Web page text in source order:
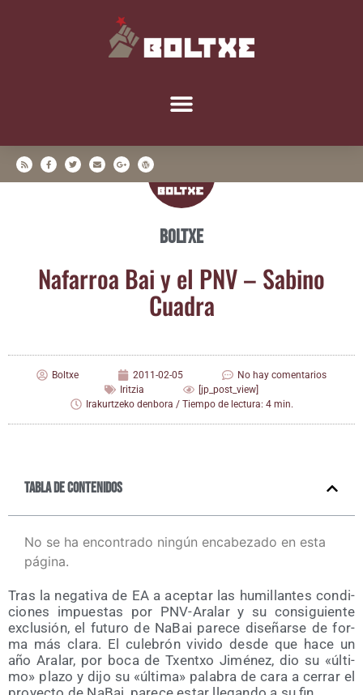
Boltxe
Nafa­rroa Bai y el PNV – Sabino
Cuadra
Boltxe 2011-02-05
No hay comentarios
Iritzia
[jp_post_view]
Irakurtzeko denbora / Tiempo de lectura: 4 min.
Tabla de contenidos
No se ha encontrado ningún encabezado en esta
página.
Tras la nega­ti­va de EA a acep­tar las humi­llan­tes con­di­
cio­nes impues­tas por PNV-Ara­lar y su con­si­guien­te
exclu­sión, el futu­ro de NaBai pare­ce dise­ñar­se de for­
ma más cla­ra. El cule­brón vivi­do des­de que hace un
año Ara­lar, por boca de Txentxo Jimé­nez, dio su «últi­
mo» pla­zo y dijo su «últi­ma» pala­bra de cara a cerrar el